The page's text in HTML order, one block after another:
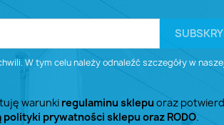
W tym celu należy odnaleźć szczegóły w
warunki regulaminu sklepu oraz
prywatności sklepu oraz RODO.